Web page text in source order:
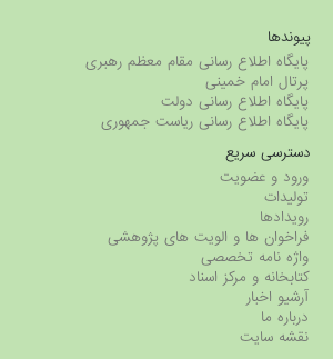
پیوندها
پایگاه اطلاع رسانی مقام معظم رهبری
پرتال امام خمینی
پایگاه اطلاع رسانی دولت
پایگاه اطلاع رسانی ریاست جمهوری
دسترسی سریع
ورود و عضویت
تولیدات
رویدادها
فراخوان ها و الویت های پژوهشی
واژه نامه تخصصی
کتابخانه و مرکز اسناد
آرشیو اخبار
درباره ما
نقشه سایت